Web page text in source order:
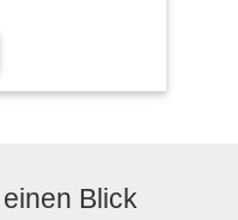
Blick